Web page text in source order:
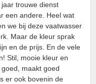
trouwe dienst
een andere. Heel wat
we bij deze vaatwasser
Maar de kleur sprak
en de prijs. En de vele
Stil, mooie kleur en
maakt goed
er ook bovenin de